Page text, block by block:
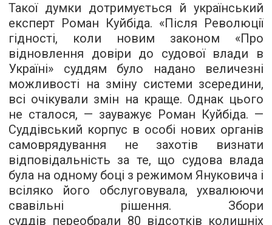
Такої думки дотримується й український
експерт Роман Куйбіда. «Після Революції
гідності, коли новим законом «Про
відновлення довіри до судової влади в
Україні» суддям було надано величезні
можливості на зміну системи зсередини,
всі очікували змін на краще. Однак цього
не сталося, — зауважує Роман Куйбіда. —
Суддівський корпус в особі нових органів
самоврядування не захотів визнати
відповідальність за те, що судова влада
була на одному боці з режимом Януковича і
всіляко його обслуговувала, ухвалюючи
свавільні рішення. Збори
суддів переобрали 80 відсотків колишніх